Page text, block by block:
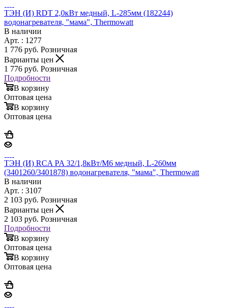
ТЭН (И) RDT 2,0кВт медный, L-285мм (182244)
водонагревателя, "мама", Thermowatt
В наличии
Арт. : 1277
1 776 руб. Розничная
Варианты цен
1 776 руб. Розничная
Подробности
В корзину
Оптовая цена
В корзину
Оптовая цена
ТЭН (И) RCA PA 32/1,8кВт/M6 медный, L-260мм
(3401260/3401878) водонагревателя, "мама", Thermowatt
В наличии
Арт. : 3107
2 103 руб. Розничная
Варианты цен
2 103 руб. Розничная
Подробности
В корзину
Оптовая цена
В корзину
Оптовая цена